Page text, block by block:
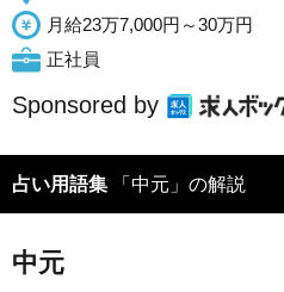
月給23万7,000円～30万円
正社員
Sponsored by
占い用語集 「中元」の解説
中元